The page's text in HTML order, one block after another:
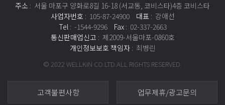
주소 : 서울 마포구 양화로8길 16-18 (서교동, 코비스타)4층 코비스타
사업자번호 : 105-87-24900 대표 : 강애선
Tel: -1544-9296 Fax: 02-337-2663
통신판매업신고 : 제2009-서울마포-0860호
개인정보보호 책임자: 최병린
© 2022 WELLKIN CO.LTD.ALL RIGHTS RESERVED.
고객불편사항 업무제휴/광고문의